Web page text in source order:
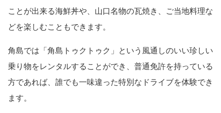
ことが出来る海鮮丼や、山口名物の瓦焼き、ご当地料理な
どを楽しむこともできます。
角島では「角島トゥクトゥク」という風通しのいい珍しい
乗り物をレンタルすることができ、普通免許を持っている
方であれば、誰でも一味違った特別なドライブを体験でき
ます。